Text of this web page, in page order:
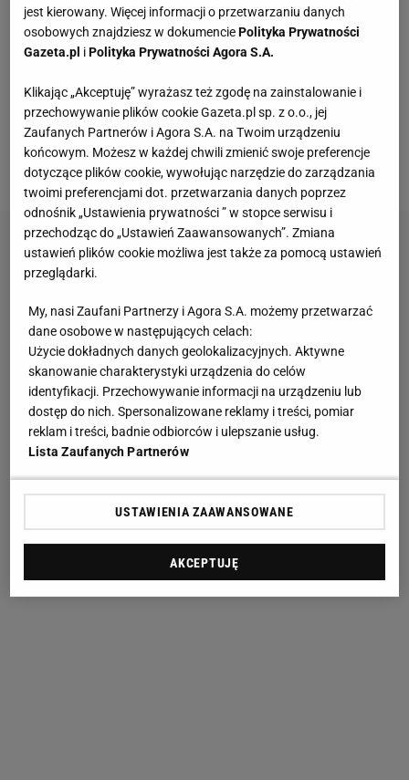
wierność tradycji” – napisali na transparencie, a
później przez kilkanaście minut skandowali
rasistowskie hasła przeciwko Malcomowi, który
przyszedł zFC Barcelony. „Sports.ru” podaje, że
kibice wznieśli okrzyki na początku przerwy w
meczu, a skończyli obrażać nowego piłkarza dopiero
kilka minut po wznowieniu gry.
jest kierowany. Więcej informacji o przetwarzaniu danych
osobowych znajdziesz w dokumenciePolityka Prywatności
Gazeta.pl iPolityka Prywatności Agora S.A.
Klikając „Akceptuję” wyrażasz też zgodę na zainstalowanie i
przechowywanie plików cookie Gazeta.pl sp. z o.o., jej
Zaufanych Partnerów i Agora S.A. na Twoim urządzeniu
końcowym. Możesz w każdej chwili zmienić swoje preferencje
dotyczące plików cookie, wywołując narzędzie do zarządzania
twoimi preferencjami dot. przetwarzania danych poprzez
odnośnik „Ustawienia prywatności ” w stopce serwisu i
przechodząc do „Ustawień Zaawansowanych”. Zmiana
ustawień plików cookie możliwa jest także za pomocą ustawień
przeglądarki.
My, nasi Zaufani Partnerzy i Agora S.A. możemy przetwarzać
dane osobowe w następujących celach:
Użycie dokładnych danych geolokalizacyjnych. Aktywne
skanowanie charakterystyki urządzenia do celów
identyfikacji. Przechowywanie informacji na urządzeniu lub
dostęp do nich. Spersonalizowane reklamy i treści, pomiar
reklam i treści, badnie odbiorców i ulepszanie usług.
Lista Zaufanych Partnerów
USTAWIENIA ZAAWANSOWANE
AKCEPTUJĘ